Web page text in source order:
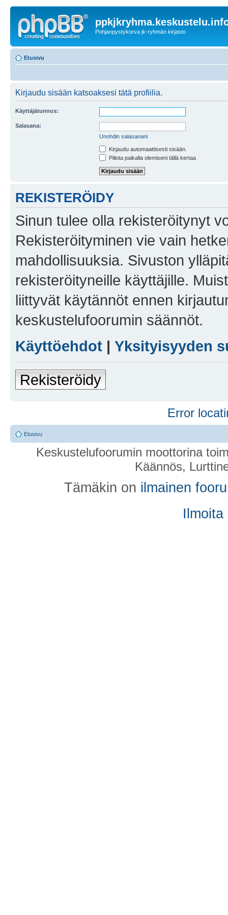
Pohjanpystykorva jk-ryhmän kirjasto
Etusivu
Kirjaudu sisään katsoaksesi tätä profiilia.
Käyttäjätunnus:
Salasana:
Unohdin salasanani
Kirjaudu automaattisesti sisään.
Piilota paikalla olemiseni tällä kertaa
REKISTERÖIDY
Sinun tulee olla rekisteröitynyt
Rekisteröityminen vie vain
mahdollisuuksia. Sivuston
rekisteröityneille käyttäjille.
liittyvät käytännöt ennen
keskustelufoorumin säännöt.
Käyttöehdot | Yksityisyyden
Rekisteröidy
Error
Etusivu
Keskustelufoorumin moottorina
Käännös,
Tämäkin on ilmainen